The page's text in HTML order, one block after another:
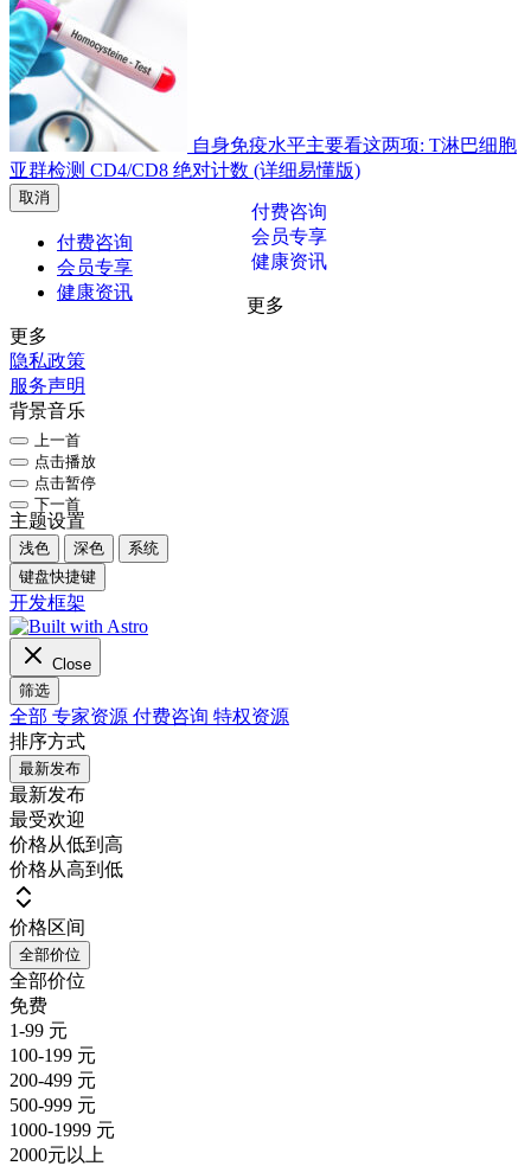
自身免疫水平主要看这两项: T淋巴细胞
亚群检测 CD4/CD8 绝对计数 (详细易懂版)
取消
付费咨询
付费咨询
会员专享
会员专享
健康资讯
健康资讯
更多
更多
隐私政策
服务声明
背景音乐
上一首
点击播放
点击暂停
下一首
主题设置
浅色 深色
系统
键盘快捷键
开发框架
Close
筛选
全部 专家资源 付费咨询 特权资源
排序方式
最新发布
最新发布
最受欢迎
价格从低到高
价格从高到低
价格区间
全部价位
全部价位
免费
1-99 元
100-199 元
200-499 元
500-999 元
1000-1999 元
2000元以上